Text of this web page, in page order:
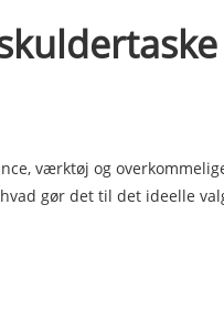
værktøj og
gør det til det ideelle